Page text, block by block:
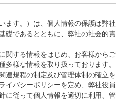
ます。）は、個人情報の保護は弊社
礎であるとともに、弊社の社会的責
関する情報をはじめ、お客様からご
多様な情報を取り扱っております。
連規程の制定及び管理体制の確立を
イバシーポリシーを定め、弊社役員
に従って個人情報を適切に利用、管